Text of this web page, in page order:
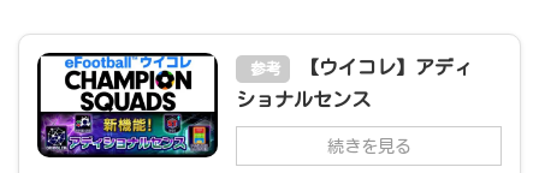
参考
【ウイコレ】アディ
ショナルセンス
続きを見る